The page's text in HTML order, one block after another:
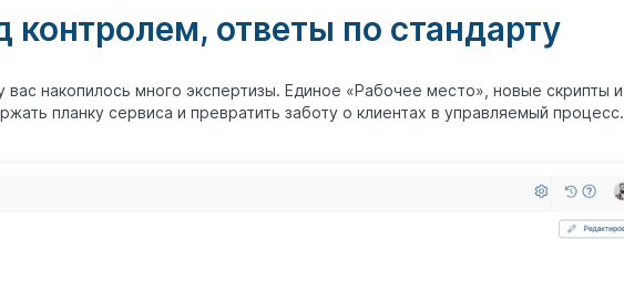
контролем, ответы по стандарту
вас накопилось много экспертизы. Единое «Рабочее место», новые скрипты и
планку сервиса и превратить заботу о клиентах в управляемый процесс.